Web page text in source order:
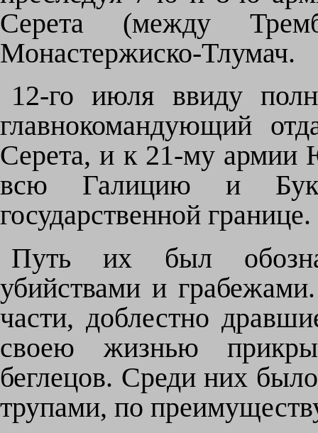
Серета (между
Монастержиско-Тлумач.
12-го июля ввиду
главнокомандующий
Серета, и к 21-му армии
всю Галицию и
государственной границе.
Путь их был
убийствами и
части, доблестно
своею жизнью
беглецов. Среди них
трупами, по